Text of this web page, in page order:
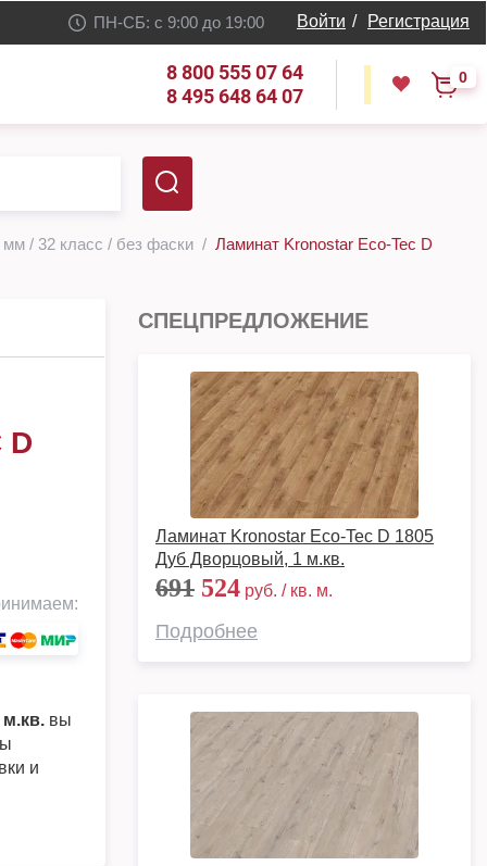
ПН-СБ: с 9:00 до 19:00 Войти / Регистрация
8 800 555 07 64
8 495 648 64 07
0
/ 32 класс / без фаски
Ламинат Kronostar Eco-Tec D
D
м.кв. вы
и
СПЕЦПРЕДЛОЖЕНИЕ
Ламинат Kronostar Eco-Tec D 1805
Дуб Дворцовый, 1 м.кв.
691 524 руб. / кв. м.
Подробнее